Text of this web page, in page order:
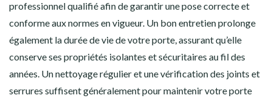
professionnel qualifié afin de garantir une pose correcte et
conforme aux normes en vigueur. Un bon entretien prolonge
également la durée de vie de votre porte, assurant qu’elle
conserve ses propriétés isolantes et sécuritaires au fil des
années. Un nettoyage régulier et une vérification des joints et
serrures suffisent généralement pour maintenir votre porte